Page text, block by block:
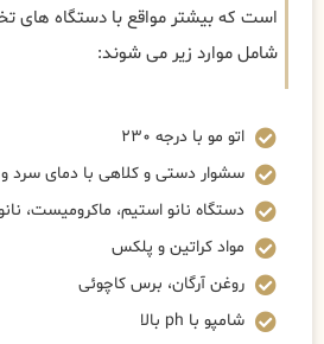
است که بیشتر مواقع با دستگاه های
شامل موارد زیر می شوند:
اتو مو با درجه ۲۳۰
سشوار دستی و کلاهی با دمای سرد
دستگاه نانو استیم، ماکرومیست،
مواد کراتین و پلکس
روغن آرگان، برس کاچوئی
شامپو با ph بالا